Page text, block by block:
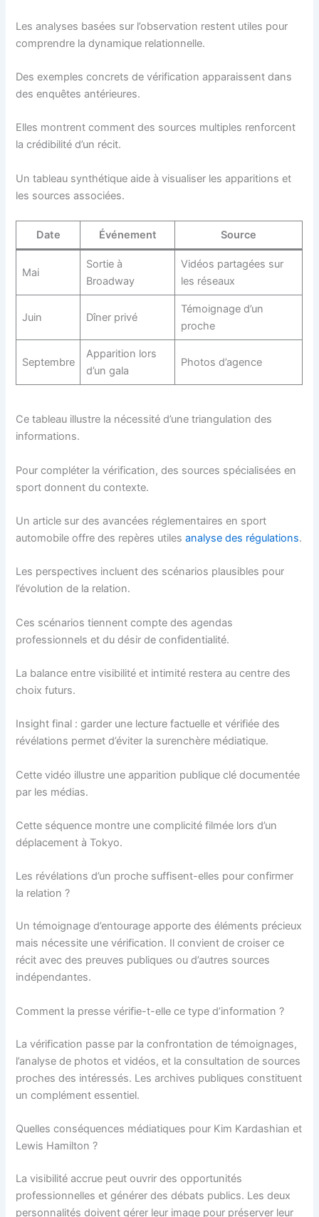
Les analyses basées sur l’observation restent utiles pour
comprendre la dynamique relationnelle.
Des exemples concrets de vérification apparaissent dans
des enquêtes antérieures.
Elles montrent comment des sources multiples renforcent
la crédibilité d’un récit.
Un tableau synthétique aide à visualiser les apparitions et
les sources associées.
Date Événement Source
Mai
Sortie à
Broadway
Vidéos partagées sur
les réseaux
Juin Dîner privé
Témoignage d’un
proche
Septembre
Apparition lors
d’un gala
Photos d’agence
Ce tableau illustre la nécessité d’une triangulation des
informations.
Pour compléter la vérification, des sources spécialisées en
sport donnent du contexte.
Un article sur des avancées réglementaires en sport
automobile offre des repères utilesanalyse des régulations.
Les perspectives incluent des scénarios plausibles pour
l’évolution de la relation.
Ces scénarios tiennent compte des agendas
professionnels et du désir de confidentialité.
La balance entre visibilité et intimité restera au centre des
choix futurs.
Insight final : garder une lecture factuelle et vérifiée des
révélations permet d’éviter la surenchère médiatique.
Cette vidéo illustre une apparition publique clé documentée
par les médias.
Cette séquence montre une complicité filmée lors d’un
déplacement à Tokyo.
Les révélations d’un proche suffisent-elles pour confirmer
la relation ?
Un témoignage d’entourage apporte des éléments précieux
mais nécessite une vérification. Il convient de croiser ce
récit avec des preuves publiques ou d’autres sources
indépendantes.
Comment la presse vérifie-t-elle ce type d’information ?
La vérification passe par la confrontation de témoignages,
l’analyse de photos et vidéos, et la consultation de sources
proches des intéressés. Les archives publiques constituent
un complément essentiel.
Quelles conséquences médiatiques pour Kim Kardashian et
Lewis Hamilton ?
La visibilité accrue peut ouvrir des opportunités
professionnelles et générer des débats publics. Les deux
personnalités doivent gérer leur image pour préserver leur